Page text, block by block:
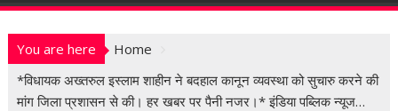
n
You are here
Home
*विधायक अख्तरुल इस्लाम शाहीन ने बदहाल कानून व्यवस्था को सुचारु करने की
मांग जिला प्रशासन से की। हर खबर पर पैनी नजर।* इंडिया पब्लिक न्यूज…